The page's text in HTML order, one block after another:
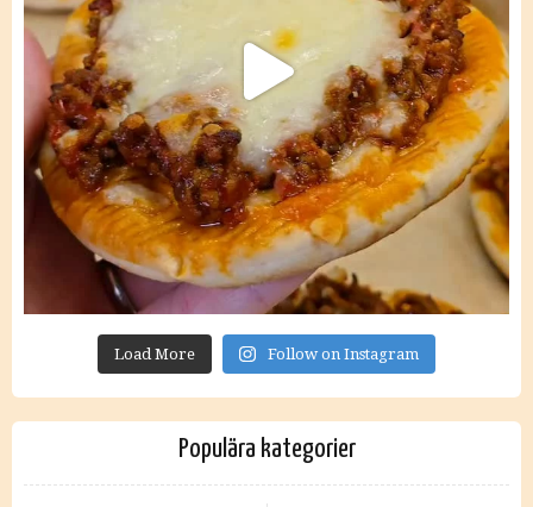
Load More Follow on Instagram
Populära kategorier